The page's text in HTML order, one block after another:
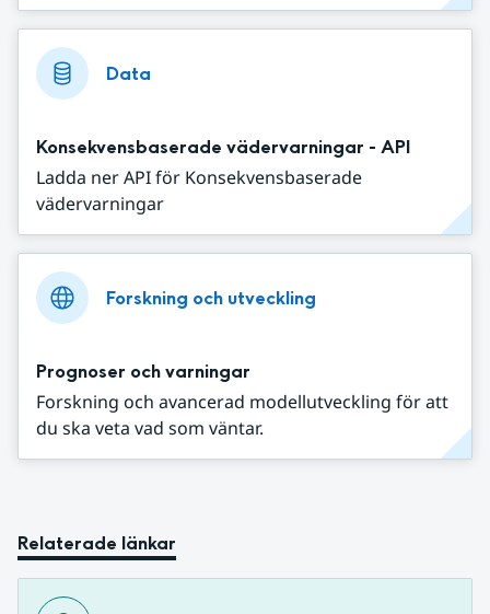
Data
Konsekvensbaserade vädervarningar - API
Ladda ner API för Konsekvensbaserade
vädervarningar
Forskning och utveckling
Prognoser och varningar
Forskning och avancerad modellutveckling för att
du ska veta vad som väntar.
Relaterade länkar